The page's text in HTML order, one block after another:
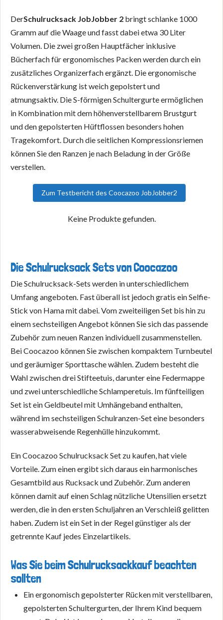
DerSchulrucksack JobJobber 2 bringt schlanke 1000
Gramm auf die Waage und fasst dabei etwa 30 Liter
Volumen. Die zwei großen Hauptfächer inklusive
Bücherfach für ergonomisches Packen werden durch ein
zusätzliches Organizerfach ergänzt. Die ergonomische
Rückenverstärkung ist weich gepolstert und
atmungsaktiv. Die S-förmigen Schultergurte ermöglichen
in Kombination mit dem höhenverstellbarem Brustgurt
und den gepolsterten Hüftflossen besonders hohen
Tragekomfort. Durch die seitlichen Kompressionsriemen
können Sie den Ranzen je nach Beladung in der Größe
verstellen.
Zum Testbericht des Coocazoo JobJobber2
Keine Produkte gefunden.
Die Schulrucksack Sets von Coocazoo
Die Schulrucksack-Sets werden in unterschiedlichem
Umfang angeboten. Fast überall ist jedoch gratis ein Selfie-
Stick von Hama mit dabei. Vom zweiteiligen Set bis hin zu
einem sechsteiligen Angebot können Sie sich das passende
Zubehör zum neuen Ranzen individuell zusammenstellen.
Bei Coocazoo können Sie zwischen kompaktem Turnbeutel
und geräumiger Sporttasche wählen. Zudem besteht die
Wahl zwischen drei Stifteetuis, darunter eine Federmappe
und zwei unterschiedliche Schlamperetuis. Im fünfteiligen
Set ist ein Geldbeutel mit Umhängeband enthalten,
während im sechsteiligen Schulranzen-Set eine besonders
wasserabweisende Regenhülle hinzukommt.
Ein Coocazoo Schulrucksack Set zu kaufen, hat viele
Vorteile. Zum einen ergibt sich daraus ein harmonisches
Gesamtbild aus Rucksack und Zubehör. Zum anderen
können damit auf einen Schlag nützliche Utensilien ersetzt
werden, die in den ersten Schuljahren an Verschleiß gelitten
haben. Zudem ist ein Set in der Regel günstiger als der
getrennte Kauf jedes Einzelartikels.
Was Sie beim Schulrucksackkauf beachten
sollten
Ein ergonomisch gepolsterter Rücken mit verstellbaren,
gepolsterten Schultergurten, der Ihrem Kind bequem